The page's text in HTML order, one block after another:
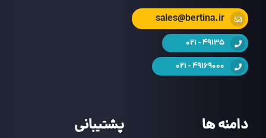
sales@bertina.ir
49135 - 021
49169000 - 021
دامنه ها پشتیبانی